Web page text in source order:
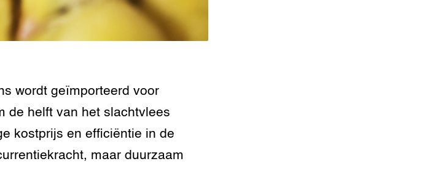
wordt geïmporteerd voor
de helft van het slachtvlees
kostprijs en efficiëntie in de
maar duurzaam